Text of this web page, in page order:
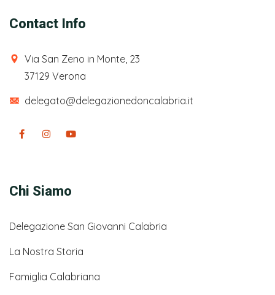
Contact Info
Via San Zeno in Monte, 23
37129 Verona
delegato@delegazionedoncalabria.it
FacebookInstagramYoutube
Chi Siamo
Delegazione San Giovanni Calabria
La Nostra Storia
Famiglia Calabriana